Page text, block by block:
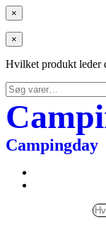
×
×
Hvilket produkt leder
Søg
efter:
Campingday